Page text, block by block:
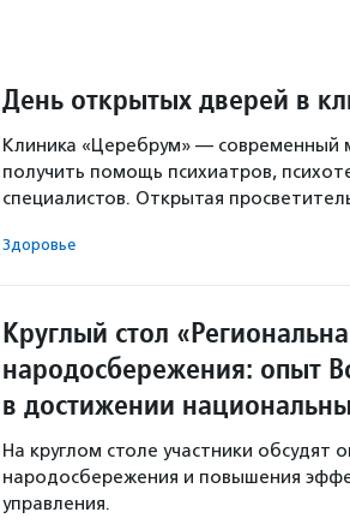
День открытых дверей в
Клиника «Церебрум» — современный
получить помощь психиатров,
специалистов. Открытая
Здоровье
Круглый стол
народосбережения: опыт
в достижении
На круглом столе участники обсудят
народосбережения и повышения
управления.